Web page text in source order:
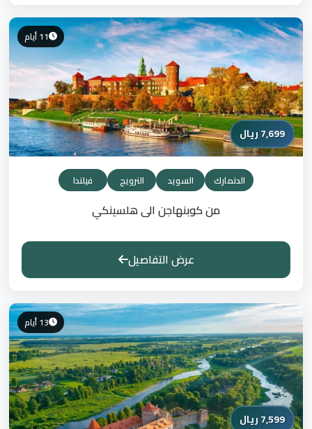
11 أيام
7,699 ريال
الدنمارك السويد النرويج فيلندا
من كوبنهاجن الى هلسينكي
عرض التفاصيل
13 أيام
7,599 ريال